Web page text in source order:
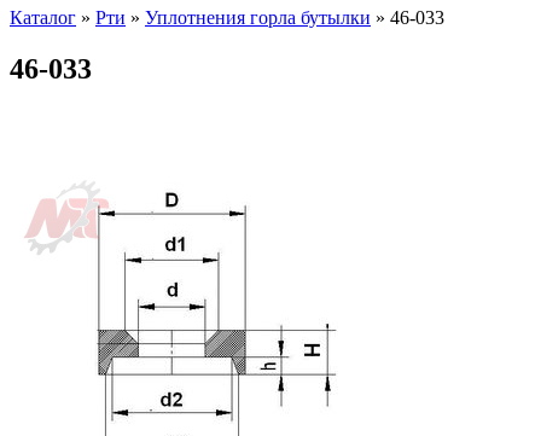
Каталог » Рти » Уплотнения горла бутылки » 46-033
46-033